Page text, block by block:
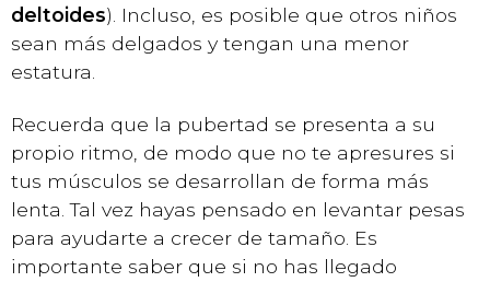
deltoides). Incluso, es posible que otros niños
sean más delgados y tengan una menor
estatura.
Recuerda que la pubertad se presenta a su
propio ritmo, de modo que no te apresures si
tus músculos se desarrollan de forma más
lenta. Tal vez hayas pensado en levantar pesas
para ayudarte a crecer de tamaño. Es
importante saber que si no has llegado